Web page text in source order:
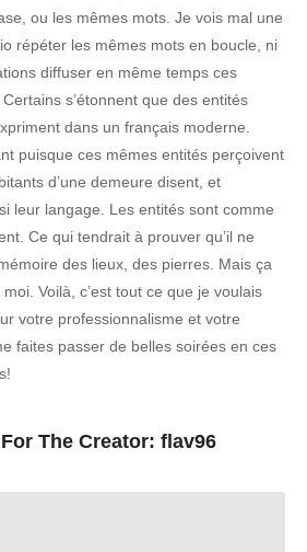
ou les mêmes mots. Je vois mal une
répéter les mêmes mots en boucle, ni
diffuser en même temps ces
s’étonnent que des entités
dans un français moderne.
puisque ces mêmes entités perçoivent
d’une demeure disent, et
leur langage. Les entités sont comme
Ce qui tendrait à prouver qu’il ne
des lieux, des pierres. Mais ça
moi. Voilà, c’est tout ce que je voulais
votre professionnalisme et votre
faites passer de belles soirées en ces
The Creator: flav96